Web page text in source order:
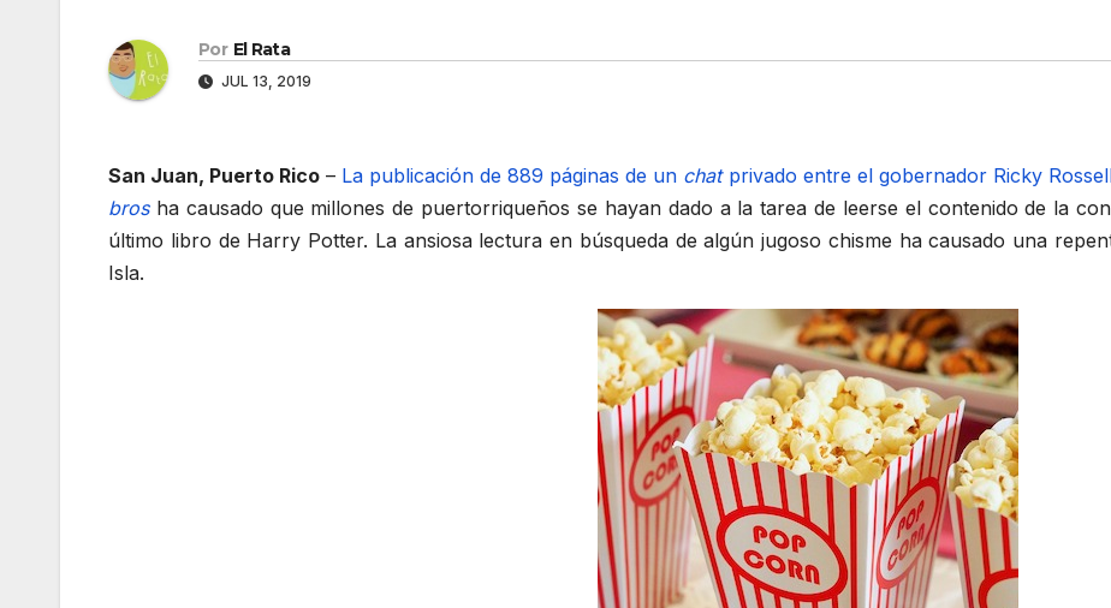
Por El Rata
JUL 13, 2019
San Juan, Puerto Rico – La publicación de 889 páginas de un chatprivado entre el gobernador Ricky
brosha causado que millones de puertorriqueños se hayan dado a la tarea de leerse el contenido de la
último libro de Harry Potter. La ansiosa lectura en búsqueda de algún jugoso chisme ha causado una
Isla.